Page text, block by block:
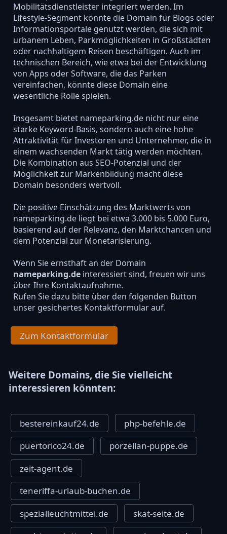
Mobilitätsdienstleister integriert werden. Im
Lifestyle-Segment könnte die Domain für Blogs oder
Informationsportale genutzt werden, die sich mit
urbanem Leben, Parkmöglichkeiten in Großstädten
oder nachhaltigem Reisen beschäftigen. Auch im
technischen Bereich, wie etwa bei der Entwicklung
von Apps oder Software, die das Parken
vereinfachen, könnte diese Domain eine
wesentliche Rolle spielen.
Insgesamt bietet nameparking.de nicht nur eine
starke Keyword-Basis, sondern auch eine hohe
Attraktivität für Investoren und Unternehmer, die in
einem wachsenden Markt tätig werden möchten.
Die Kombination aus SEO-Potenzial und der
Möglichkeit zur Markenbildung macht diese
Domain besonders wertvoll.
Die positive Einschätzung des Marktwerts von
nameparking.de liegt bei etwa 3.000 bis 5.000 Euro,
basierend auf der Relevanz, den Marktchancen und
dem Potenzial zur Monetarisierung.
Wenn Sie ernsthaft an der Domain
nameparking.deinteressiert sind, freuen wir uns
über Ihre Kontaktaufnahme.
Rufen Sie dazu bitte über den folgenden Button
unser gesichertes Kontaktformular auf.
Zum Kontaktformular
Weitere Domains, die Sie vielleicht
interessieren könnten:
bestereinkauf24.de
php-befehle.de
puertorico24.de
porzellan-puppe.de
zeit-agent.de
teneriffa-urlaub-buchen.de
spezialleuchtmittel.de
skat-seite.de